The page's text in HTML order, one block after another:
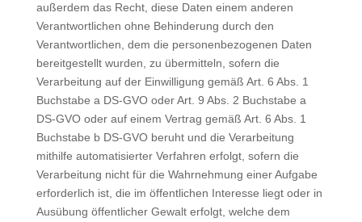
außerdem das Recht, diese Daten einem anderen
Verantwortlichen ohne Behinderung durch den
Verantwortlichen, dem die personenbezogenen Daten
bereitgestellt wurden, zu übermitteln, sofern die
Verarbeitung auf der Einwilligung gemäß Art. 6 Abs. 1
Buchstabe a DS-GVO oder Art. 9 Abs. 2 Buchstabe a
DS-GVO oder auf einem Vertrag gemäß Art. 6 Abs. 1
Buchstabe b DS-GVO beruht und die Verarbeitung
mithilfe automatisierter Verfahren erfolgt, sofern die
Verarbeitung nicht für die Wahrnehmung einer Aufgabe
erforderlich ist, die im öffentlichen Interesse liegt oder in
Ausübung öffentlicher Gewalt erfolgt, welche dem